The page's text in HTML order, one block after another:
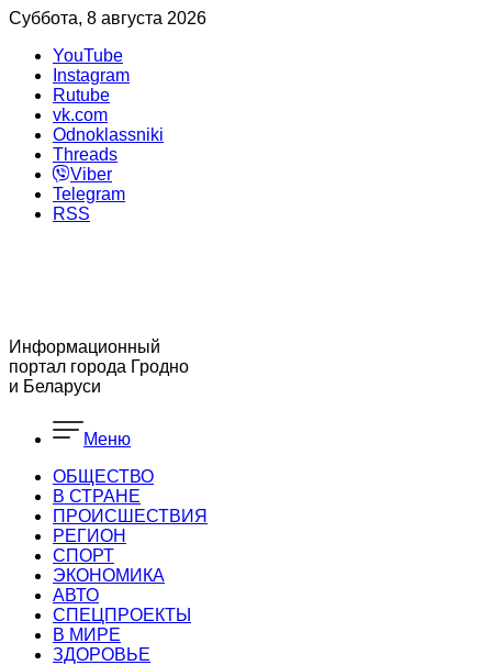
Суббота, 8 августа 2026
YouTube
Instagram
Rutube
vk.com
Odnoklassniki
Threads
Viber
Telegram
RSS
Информационный
портал города Гродно
и Беларуси
Меню
ОБЩЕСТВО
В СТРАНЕ
ПРОИСШЕСТВИЯ
РЕГИОН
CПОРТ
ЭКОНОМИКА
АВТО
СПЕЦПРОЕКТЫ
В МИРЕ
ЗДОРОВЬЕ